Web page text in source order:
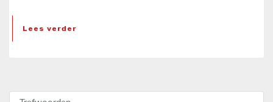
Lees verder
Zoeken naar: